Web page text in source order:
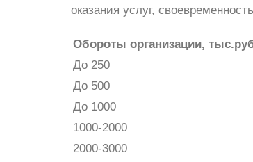
оказания услуг,
Обороты организации,
До 250
До 500
До 1000
1000-2000
2000-3000